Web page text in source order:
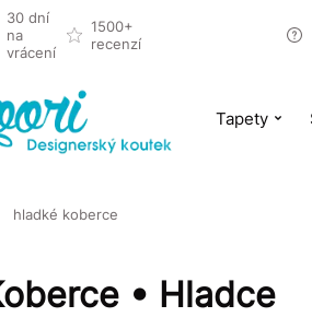
30 dní
na
vrácení
1500+
recenzí
Tapety
hladké koberce
• Hladce